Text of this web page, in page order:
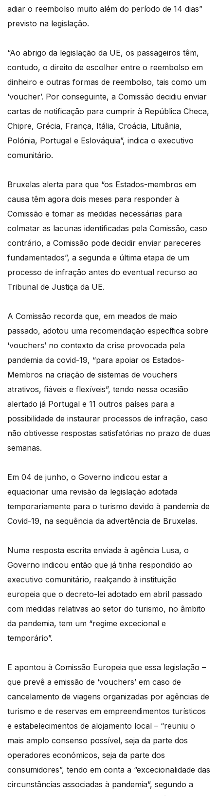
adiar o reembolso muito além do período de 14 dias”
previsto na legislação.
“Ao abrigo da legislação da UE, os passageiros têm,
contudo, o direito de escolher entre o reembolso em
dinheiro e outras formas de reembolso, tais como um
‘voucher’. Por conseguinte, a Comissão decidiu enviar
cartas de notificação para cumprir à República Checa,
Chipre, Grécia, França, Itália, Croácia, Lituânia,
Polónia, Portugal e Eslováquia”, indica o executivo
comunitário.
Bruxelas alerta para que “os Estados-membros em
causa têm agora dois meses para responder à
Comissão e tomar as medidas necessárias para
colmatar as lacunas identificadas pela Comissão, caso
contrário, a Comissão pode decidir enviar pareceres
fundamentados”, a segunda e última etapa de um
processo de infração antes do eventual recurso ao
Tribunal de Justiça da UE.
A Comissão recorda que, em meados de maio
passado, adotou uma recomendação específica sobre
‘vouchers’ no contexto da crise provocada pela
pandemia da covid-19, “para apoiar os Estados-
Membros na criação de sistemas de vouchers
atrativos, fiáveis e flexíveis”, tendo nessa ocasião
alertado já Portugal e 11 outros países para a
possibilidade de instaurar processos de infração, caso
não obtivesse respostas satisfatórias no prazo de duas
semanas.
Em 04 de junho, o Governo indicou estar a
equacionar uma revisão da legislação adotada
temporariamente para o turismo devido à pandemia de
Covid-19, na sequência da advertência de Bruxelas.
Numa resposta escrita enviada à agência Lusa, o
Governo indicou então que já tinha respondido ao
executivo comunitário, realçando à instituição
europeia que o decreto-lei adotado em abril passado
com medidas relativas ao setor do turismo, no âmbito
da pandemia, tem um “regime excecional e
temporário”.
E apontou à Comissão Europeia que essa legislação –
que prevê a emissão de ‘vouchers’ em caso de
cancelamento de viagens organizadas por agências de
turismo e de reservas em empreendimentos turísticos
e estabelecimentos de alojamento local – “reuniu o
mais amplo consenso possível, seja da parte dos
operadores económicos, seja da parte dos
consumidores”, tendo em conta a “excecionalidade das
circunstâncias associadas à pandemia”, segundo a